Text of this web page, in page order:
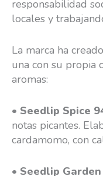
responsabilidad
locales y
La marca ha
una con su propia
aromas:
• Seedlip Spice
notas picantes.
cardamomo, con
• Seedlip